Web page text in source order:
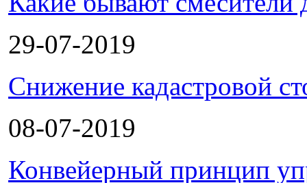
29-07-2019
Снижение кадастровой
08-07-2019
Конвейерный принцип